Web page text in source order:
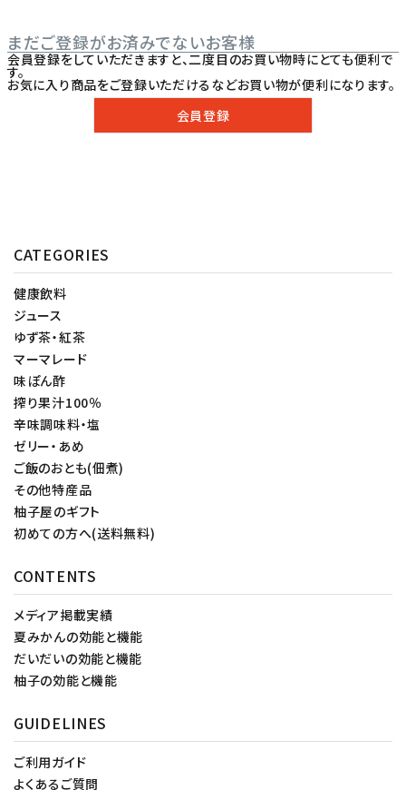
まだご登録がお済みでないお客様
会員登録をしていただきますと、二度目のお買い物時にとても便利で
す。
お気に入り商品をご登録いただけるなどお買い物が便利になります。
会員登録
CATEGORIES
健康飲料
ジュース
ゆず茶・紅茶
マーマレード
味ぽん酢
搾り果汁100％
辛味調味料・塩
ゼリー・あめ
ご飯のおとも(佃煮)
その他特産品
柚子屋のギフト
初めての方へ(送料無料)
CONTENTS
メディア掲載実績
夏みかんの効能と機能
だいだいの効能と機能
柚子の効能と機能
GUIDELINES
ご利用ガイド
よくあるご質問